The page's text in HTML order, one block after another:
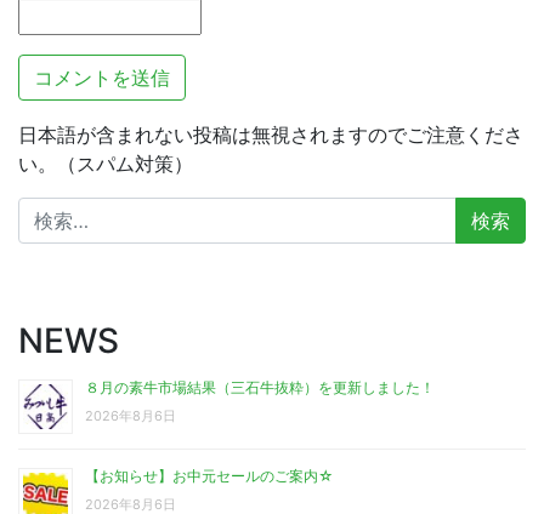
日本語が含まれない投稿は無視されますのでご注意くださ
い。（スパム対策）
検
索:
NEWS
８月の素牛市場結果（三石牛抜粋）を更新しました！
2026年8月6日
【お知らせ】お中元セールのご案内☆
2026年8月6日